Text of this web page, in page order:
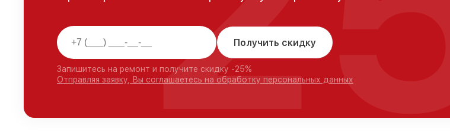
Получить скидку
Запишитесь на ремонт и получите скидку -25%
Отправляя заявку, Вы соглашаетесь на обработку персональных данных